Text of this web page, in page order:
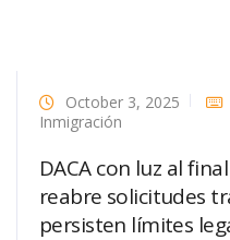
October 3, 2025
Inmigración
DACA con luz al
reabre solicitudes
persisten límites